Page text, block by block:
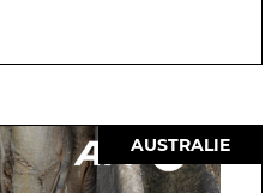
AUSTRALIE